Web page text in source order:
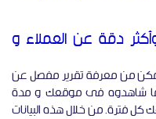
دقة عن العملاء و
من معرفة تقرير مفصل عن
ما شاهدوه فى موقعك و مدة
كل فترة. من خلال هذه البيانات